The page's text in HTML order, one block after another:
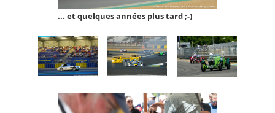
... et quelques années plus tard ;-)